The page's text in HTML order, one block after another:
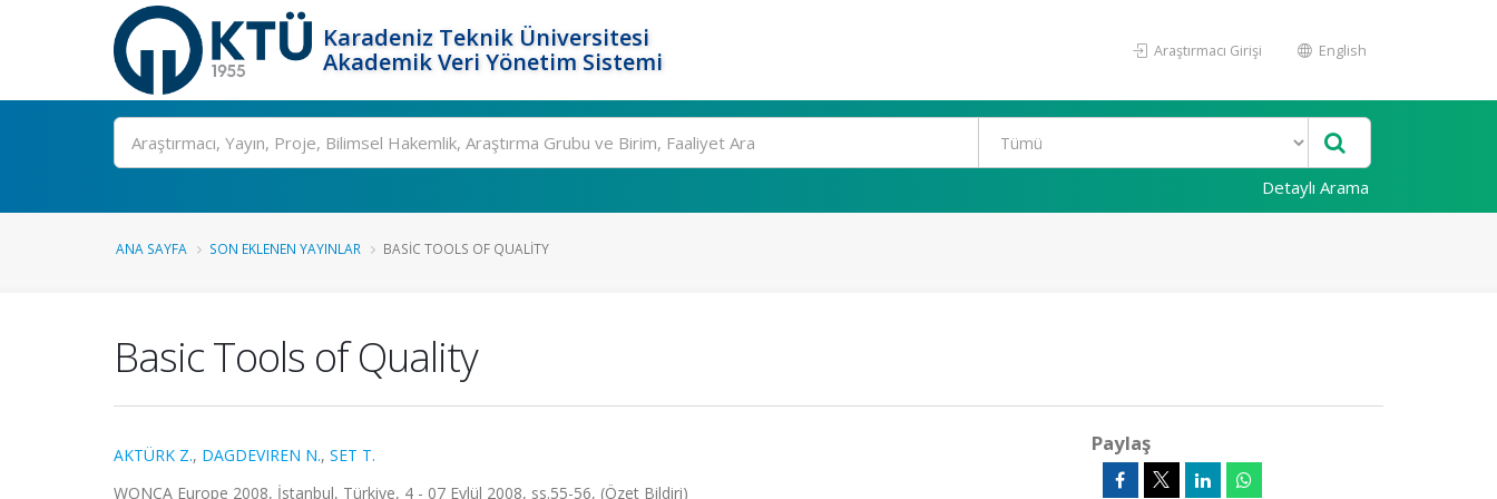
Karadeniz Teknik Üniversitesi
Akademik Veri Yönetim Sistemi
Araştırmacı Girişi English
Ara
Detaylı Arama
ANA SAYFA SON EKLENEN YAYINLAR BASIC TOOLS OF QUALITY
Basic Tools of Quality
AKTÜRK Z., DAGDEVIREN N., SET T.
WONCA Europe 2008, İstanbul, Türkiye, 4 - 07 Eylül 2008, ss.55-56, (Özet Bildiri)
Paylaş